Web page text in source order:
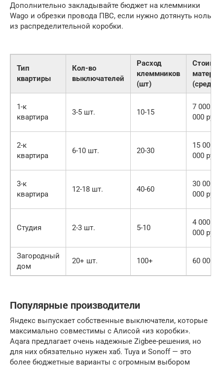
Дополнительно закладывайте бюджет на клеммники
Wago и обрезки провода ПВС, если нужно дотянуть ноль
из распределительной коробки.
Тип
квартиры
Кол-во
выключателей
Расход
клеммников
(шт)
(сред)
1-к
квартира
3-5 шт. 10-15
7 000 —
000 руб.
2-к
квартира
6-10 шт. 20-30
15 000
000 руб.
3-к
квартира
12-18 шт. 40-60
30 000
000 руб.
Студия 2-3 шт. 5-10
4 000 —
000 руб.
Загородный
дом
20+ шт. 100+ 60 000+
Популярные производители
Яндекс выпускает собственные выключатели, которые
максимально совместимы с Алисой «из коробки».
Aqara предлагает очень надежные Zigbee-решения, но
для них обязательно нужен хаб. Tuya и Sonoff — это
более бюджетные варианты с огромным выбором